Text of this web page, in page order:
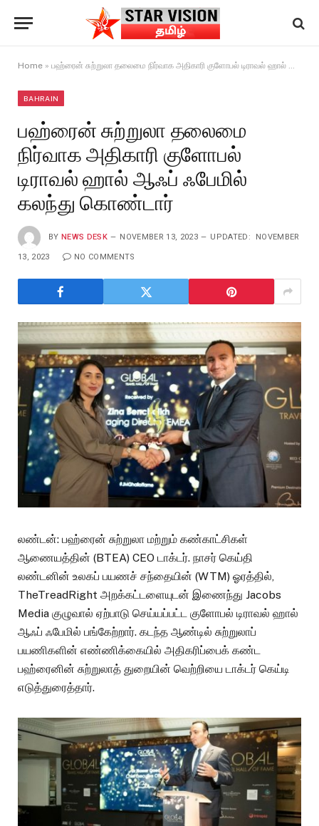
Home » பஹ்ரைன் சுற்றுலா தலைமை நிர்வாக அதிகாரி குளோபல் டிராவல் ஹால் ஆஃப் ஃபேமில் கலந்து கொண்டார்
BAHRAIN
பஹ்ரைன் சுற்றுலா தலைமை
நிர்வாக அதிகாரி குளோபல்
டிராவல் ஹால் ஆஃப் ஃபேமில்
கலந்து கொண்டார்
BY NEWS DESK NOVEMBER 13, 2023 UPDATED: NOVEMBER
13, 2023 NO COMMENTS
லண்டன்: பஹ்ரைன் சுற்றுலா மற்றும் கண்காட்சிகள்
ஆணையத்தின் (BTEA) CEO டாக்டர். நாசர் கெய்தி
லண்டனின் உலகப் பயணச் சந்தையின் (WTM) ஓரத்தில்,
TheTreadRight அறக்கட்டளையுடன் இணைந்து Jacobs
Media குழுவால் ஏற்பாடு செய்யப்பட்ட குளோபல் டிராவல் ஹால்
ஆஃப் ஃபேமில் பங்கேற்றார். கடந்த ஆண்டில் சுற்றுலாப்
பயணிகளின் எண்ணிக்கையில் அதிகரிப்பைக் கண்ட
பஹ்ரைனின் சுற்றுலாத் துறையின் வெற்றியை டாக்டர் கெய்டி
எடுத்துரைத்தார்.